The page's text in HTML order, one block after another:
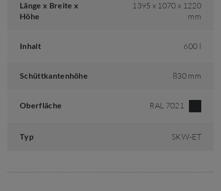
Länge x Breite x
Höhe
1395 x 1070 x 1220
mm
Inhalt 600 l
Schüttkantenhöhe 830 mm
Oberfläche RAL 7021
Typ SKW-ET